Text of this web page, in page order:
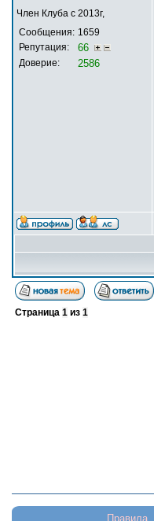
Член Клуба с 2013г,
Сообщения: 1659
Репутация:
66
Доверие: 2586
Страница 1 из 1
Правила